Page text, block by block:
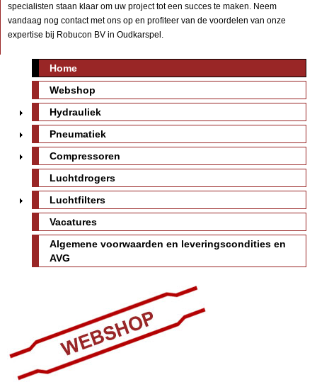
specialisten staan klaar om uw project tot een succes te maken. Neem
vandaag nog contact met ons op en profiteer van de voordelen van onze
expertise bij Robucon BV in Oudkarspel.
Home
Webshop
Hydrauliek
Pneumatiek
Compressoren
Luchtdrogers
Luchtfilters
Vacatures
Algemene voorwaarden en leveringscondities en
AVG